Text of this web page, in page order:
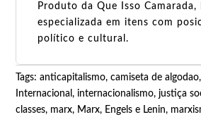
Produto da Que Isso Camarada,
especializada em itens com
político e cultural.
Tags:anticapitalismo,camiseta de algodao
Internacional,internacionalismo,justiça
classes, marx, Marx, Engels e Lenin,